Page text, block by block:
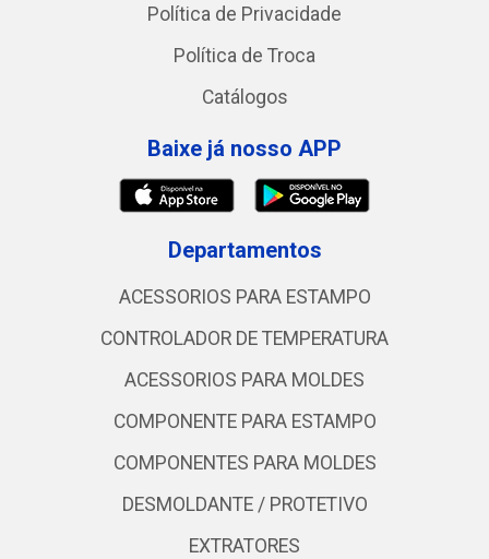
Política de Privacidade
Política de Troca
Catálogos
Baixe já nosso APP
Departamentos
ACESSORIOS PARA ESTAMPO
CONTROLADOR DE TEMPERATURA
ACESSORIOS PARA MOLDES
COMPONENTE PARA ESTAMPO
COMPONENTES PARA MOLDES
DESMOLDANTE / PROTETIVO
EXTRATORES